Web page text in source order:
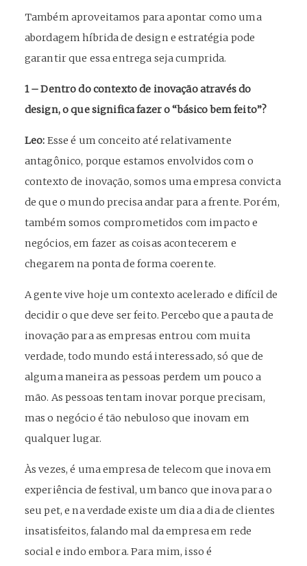
Também aproveitamos para apontar como uma
abordagem híbrida de design e estratégia pode
garantir que essa entrega seja cumprida.
1 – Dentro do contexto de inovação através do
design, o que significa fazer o “básico bem feito”?
Leo: Esse é um conceito até relativamente
antagônico, porque estamos envolvidos com o
contexto de inovação, somos uma empresa convicta
de que o mundo precisa andar para a frente. Porém,
também somos comprometidos com impacto e
negócios, em fazer as coisas acontecerem e
chegarem na ponta de forma coerente.
A gente vive hoje um contexto acelerado e difícil de
decidir o que deve ser feito. Percebo que a pauta de
inovação para as empresas entrou com muita
verdade, todo mundo está interessado, só que de
alguma maneira as pessoas perdem um pouco a
mão. As pessoas tentam inovar porque precisam,
mas o negócio é tão nebuloso que inovam em
qualquer lugar.
Às vezes, é uma empresa de telecom que inova em
experiência de festival, um banco que inova para o
seu pet, e na verdade existe um dia a dia de clientes
insatisfeitos, falando mal da empresa em rede
social e indo embora. Para mim, isso é